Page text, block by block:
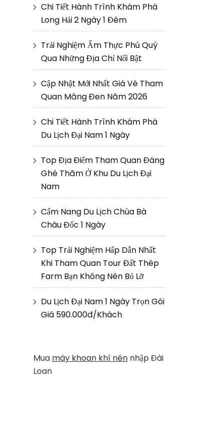
Chi Tiết Hành Trình Khám Phá
Long Hải 2 Ngày 1 Đêm
Trải Nghiệm Ẩm Thực Phú Quý
Qua Những Địa Chỉ Nổi Bật
Cập Nhật Mới Nhất Giá Vé Tham
Quan Măng Đen Năm 2026
Chi Tiết Hành Trình Khám Phá
Du Lịch Đại Nam 1 Ngày
Top Địa Điểm Tham Quan Đáng
Ghé Thăm Ở Khu Du Lịch Đại
Nam
Cẩm Nang Du Lịch Chùa Bà
Châu Đốc 1 Ngày
Top Trải Nghiệm Hấp Dẫn Nhất
Khi Tham Quan Tour Đất Thép
Farm Bạn Không Nên Bỏ Lỡ
Du Lịch Đại Nam 1 Ngày Trọn Gói
Giá 590.000đ/Khách
Mua máy khoan khí nénnhập Đài
Loan